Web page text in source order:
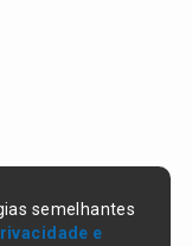
semelhantes
e